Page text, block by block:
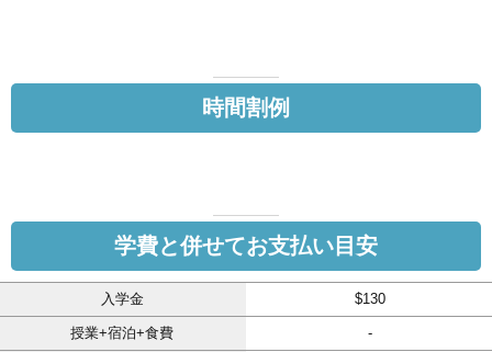
時間割例
学費と併せてお支払い目安
入学金 $130
授業+宿泊+食費 -